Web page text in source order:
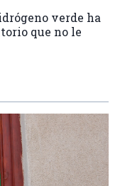
verde ha
que no le